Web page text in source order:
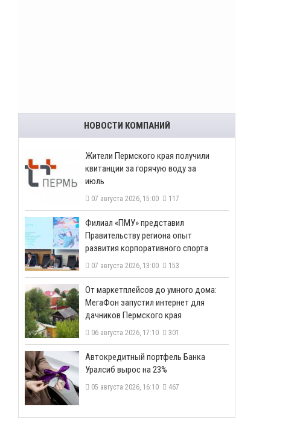
НОВОСТИ КОМПАНИЙ
​Жители Пермского края получили
квитанции за горячую воду за
июль
07 августа 2026, 15:00 117
​Филиал «ПМУ» представил
Правительству региона опыт
развития корпоративного спорта
07 августа 2026, 13:00 153
От маркетплейсов до умного дома:
МегаФон запустил интернет для
дачников Пермского края
06 августа 2026, 17:10 301
​Автокредитный портфель Банка
Уралсиб вырос на 23%
05 августа 2026, 16:10 467